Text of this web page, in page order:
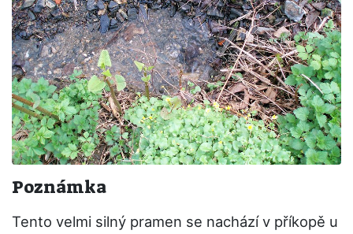
Poznámka
Tento velmi silný pramen se nachází v příkopě u